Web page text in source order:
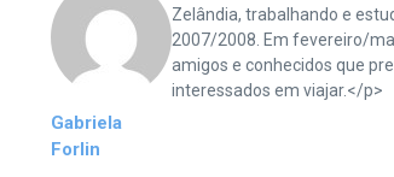
Gabriela
Forlin
Zelândia, trabalhando e
2007/2008. Em fevereiro/
amigos e conhecidos que
interessados em viajar.</p>